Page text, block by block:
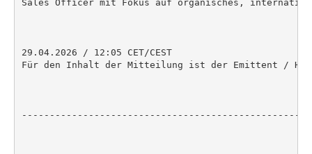
Sales Officer mit Fokus auf organisches,
29.04.2026 / 12:05 CET/CEST
Für den Inhalt der Mitteilung ist der Emittent /